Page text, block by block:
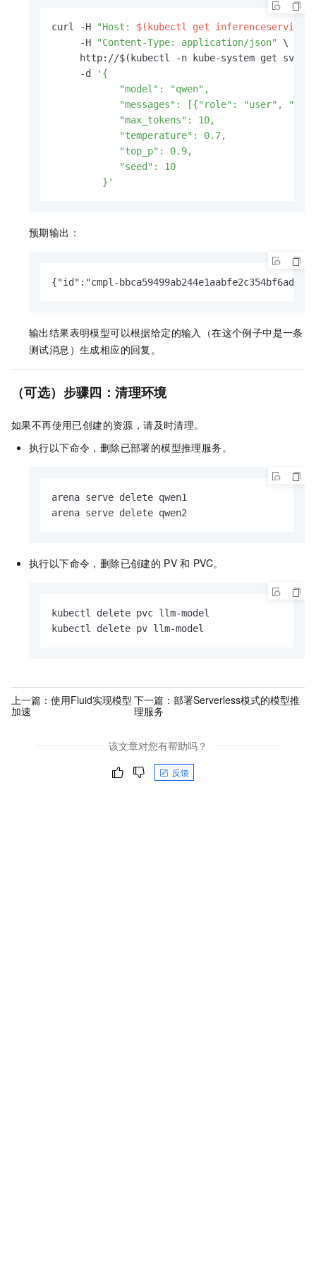
curl -H "Host: $(kubectl get
     -H
"Content-Type: application/json"
\
http://$(kubectl -n kube-system get svc
     -d
'{
            "model": "qwen",
"messages": [{"role": "user",
            "max_tokens": 10,
            "temperature": 0.7,
            "top_p": 0.9,
            "seed": 10
         }'
预期输出：
{"id":"cmpl-
输出结果表明模型可以根据给定的输入（在这个例子中是一条
测试消息）生成相应的回复。
（可选）步骤四：清理环境
如果不再使用已创建的资源，请及时清理。
执行以下命令，删除已部署的模型推理服务。
arena serve delete qwen1
arena serve delete qwen2
执行以下命令，删除已创建的 PV 和 PVC。
kubectl delete pvc llm-model
kubectl delete pv llm-model
上一篇： 使用Fluid实现模型
加速
下一篇： 部署Serverless模式的模型推
理服务
该文章对您有帮助吗？
反馈